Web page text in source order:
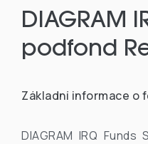
DIAGRAM
podfond
Základní informace o
DIAGRAM IRQ